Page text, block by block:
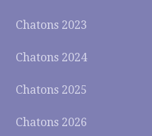
Chatons 2023
Chatons 2024
Chatons 2025
Chatons 2026